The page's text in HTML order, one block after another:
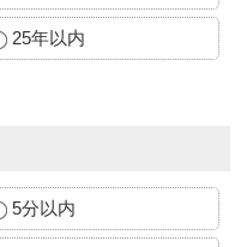
25年以内
5分以内